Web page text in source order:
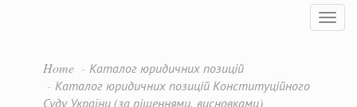
Toggle
Home
Каталог юридичних позицій
Каталог юридичних позицій Конституційного
Суду України (за рішеннями, висновками)